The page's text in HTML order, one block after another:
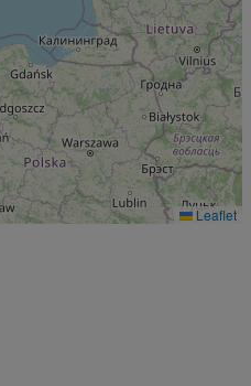
Leaflet